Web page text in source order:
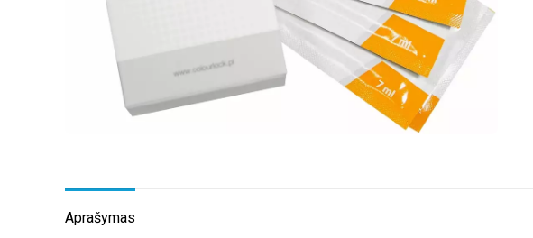
Aprašymas